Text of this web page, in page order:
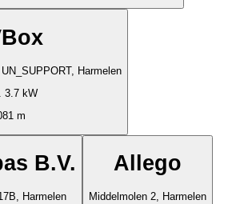
Harmelen
3.7 kW
m
B.V.
Harmelen
Allego
Middelmolen 2, Harmelen